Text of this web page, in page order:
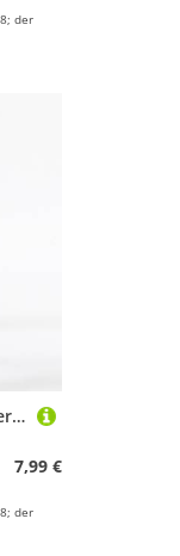
der
Tennisbälle - TB Speed Pro 4er Dose
7,99 €
der